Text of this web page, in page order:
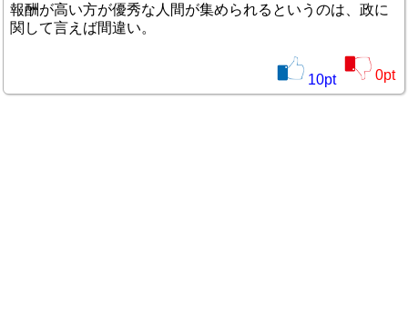
報酬が高い方が優秀な人間が集められるというのは、政に
関して言えば間違い。
10pt 0pt